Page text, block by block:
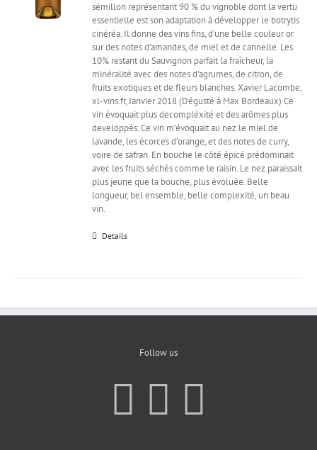
sémillon représentant 90 % du vignoble dont la vertu
essentielle est son adaptation à développer le botrytis
cinéréa. Il donne des vins fins, d'une belle couleur or
sur des notes d'amandes, de miel et de cannelle. Les
10% restant du Sauvignon parfait la fraîcheur, la
minéralité avec des notes d'agrumes, de citron, de
fruits exotiques et de fleurs blanches. Xavier Lacombe,
xl-vins.fr, Janvier 2018 (Dégusté à Max Bordeaux) Ce
vin évoquait plus decompléxité et des arômes plus
developpés. Ce vin m’évoquait au nez le miel de
lavande, les écorces d’orange, et des notes de curry,
voire de safran. En bouche le côté épicé prédominait
avec les fruits séchés comme le raisin. Le nez paraissait
plus jeune que la bouche, plus évoluée. Belle
longueur, bel ensemble, belle complexité, un beau
vin.
Details
Follow us